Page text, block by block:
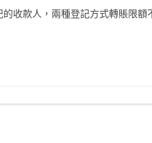
收款人，兩種登記方式轉賬限額